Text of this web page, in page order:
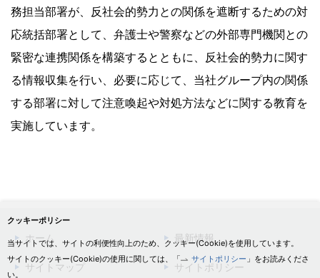
務担当部署が、反社会的勢力との関係を遮断するための対
応統括部署として、弁護士や警察などの外部専門機関との
緊密な連携関係を構築するとともに、反社会的勢力に関す
る情報収集を行い、必要に応じて、当社グループ内の関係
する部署に対して注意喚起や対処方法などに関する教育を
実施しています。
クッキーポリシー
当サイトでは、サイトの利便性向上のため、クッキー(Cookie)を使用しています。
サイトのクッキー(Cookie)の使用に関しては、「
サイトポリシー 」をお読みくださ
い。
ホーム 最新情報
サイトマップ サイトポリシー